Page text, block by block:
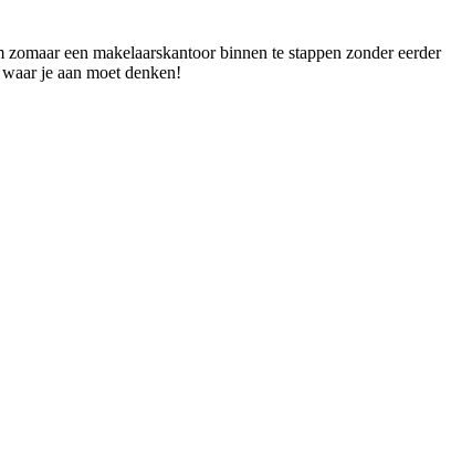
een makelaarskantoor binnen te stappen zonder eerder
je aan moet denken!